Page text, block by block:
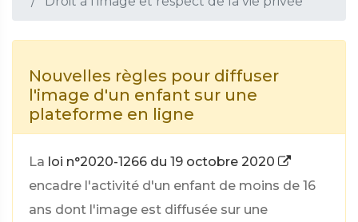
Nouvelles règles pour diffuser
l'image d'un enfant sur une
plateforme en ligne
La loi n°2020-1266 du 19 octobre 2020
encadre l'activité d'un enfant de moins de 16
ans dont l'image est diffusée sur une